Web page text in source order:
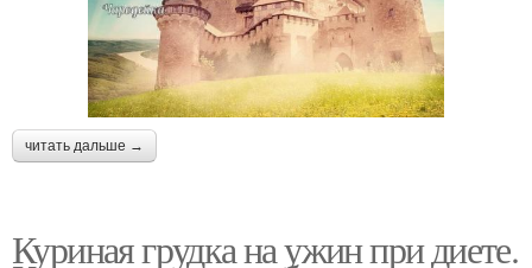
читать дальше →
Куриная грудка на ужин при диете.